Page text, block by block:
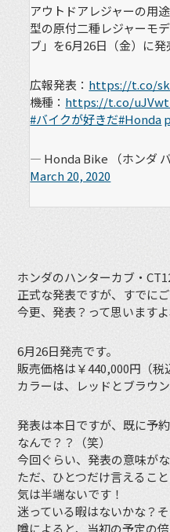
アウトドアレジャーの用
型の原付二種レジャーモ
ブ」を6月26日（金）に発
広報発表： https://t.co/
機種： https://t.co/
#バイクが好きだ#Honda
— Honda Bike （ホンダ
March 20, 2020
ホンダのハンターカブ・
正式な発表ですが、すでに
今更、発表？って思いますよ
6月26日発売です。
販売価格は￥440,000円（税
カラーは、レッドとブラウン
発表は本日ですが、既に予
なんで？？（笑）
今回ぐらい、発表の意味が
ただ、ひとつだけ言えるこ
気は半端ないです！
迷っている暇はないかな？そ